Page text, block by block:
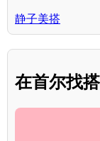
静子美搭
在首尔找